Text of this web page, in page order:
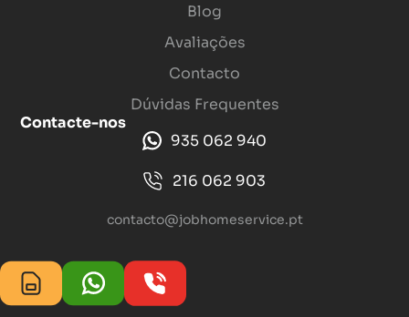
Blog
Avaliações
Contacto
Dúvidas Frequentes
Contacte-nos
935 062 940
216 062 903
contacto@jobhomeservice.pt
Termos de uso. Política de Privacidade.
2024 © Job Home Service. Todos os direitos reservados.